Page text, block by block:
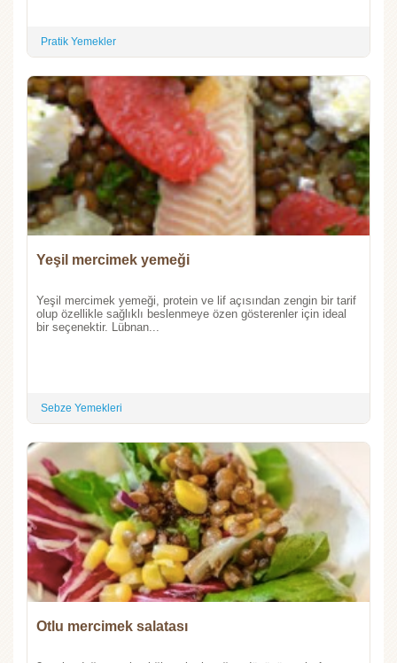
Pratik Yemekler
Yeşil mercimek yemeği
Yeşil mercimek yemeği, protein ve lif açısından zengin bir tarif
olup özellikle sağlıklı beslenmeye özen gösterenler için ideal
bir seçenektir. Lübnan...
Sebze Yemekleri
Otlu mercimek salatası